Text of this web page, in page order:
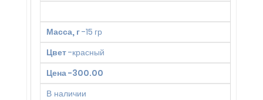
Масса, г-15 гр
Цвет-красный
Цена-300.00
В наличии